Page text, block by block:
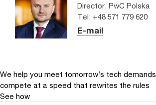
Director, PwC Polska
Tel: +48 571 779 620
E-mail
We help you meet tomorrow’s tech demands
compete at a speed that rewrites the rules
See how